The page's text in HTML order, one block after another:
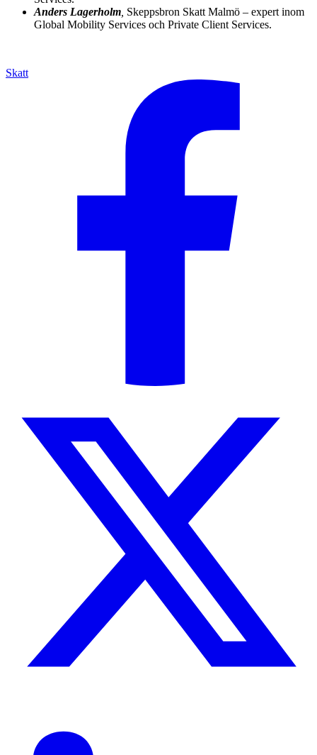
Anders Lagerholm Skeppsbron Skatt Malmö – expert inom
Global Mobility Services och Private Client Services.
Skatt